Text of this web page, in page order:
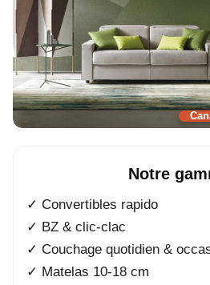
Notre
✓ Convertibles rapido
✓ BZ & clic-clac
✓ Couchage quotidien &
✓ Matelas 10-18 cm